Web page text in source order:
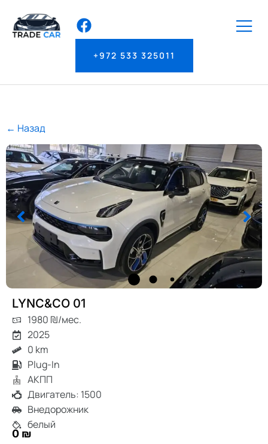
+972 533 325011
← Назад
LYNC&CO 01
1980 ₪/мес.
2025
0 km
Plug-In
АКПП
Двигатель: 1500
Внедорожник
белый
0 ₪